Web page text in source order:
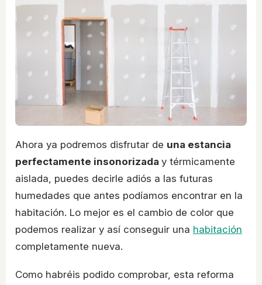
Ahora ya podremos disfrutar de una estancia
perfectamente insonorizada y térmicamente
aislada, puedes decirle adiós a las futuras
humedades que antes podíamos encontrar en la
habitación. Lo mejor es el cambio de color que
podemos realizar y así conseguir una habitación
completamente nueva.
Como habréis podido comprobar, esta reforma